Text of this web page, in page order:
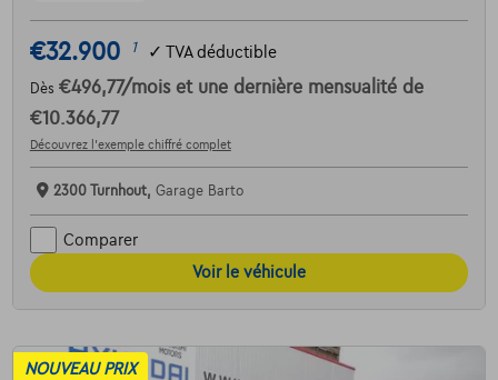
€32.900 1 ✓ TVA déductible
Dès €496,77/mois et une dernière mensualité de
€10.366,77
Découvrez l’exemple chiffré complet
2300 Turnhout, Garage Barto
Comparer
Voir le véhicule
NOUVEAU PRIX